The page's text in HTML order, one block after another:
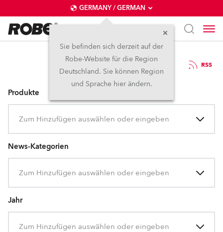
GERMANY / GERMAN
Sie befinden sich derzeit auf der
Robe-Website für die Region
Deutschland. Sie können Region
und Sprache hier ändern.
Pressemitteilungen RSS
Produkte
Zum Hinzufügen auswählen oder eingeben
News-Kategorien
Zum Hinzufügen auswählen oder eingeben
Jahr
Zum Hinzufügen auswählen oder eingeben